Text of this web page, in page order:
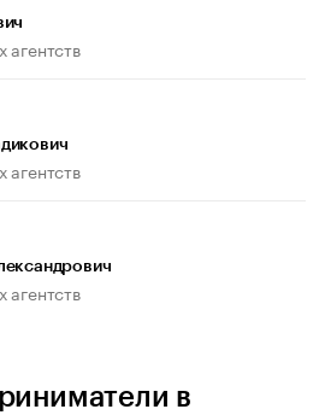
агентств
агентств
агентств
в